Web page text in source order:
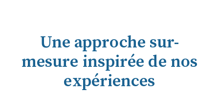
Une approche sur-
mesure inspirée de nos
expériences